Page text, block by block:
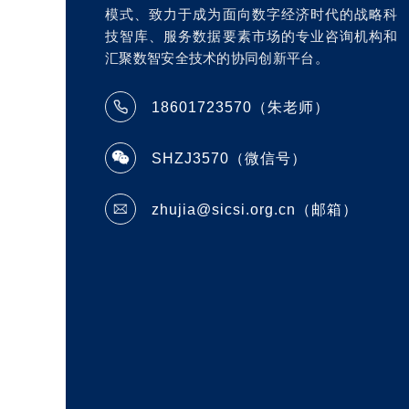
模式、致力于成为面向数字经济时代的战略科
技智库、服务数据要素市场的专业咨询机构和
汇聚数智安全技术的协同创新平台。
18601723570（朱老师）
SHZJ3570（微信号）
zhujia@sicsi.org.cn（邮箱）